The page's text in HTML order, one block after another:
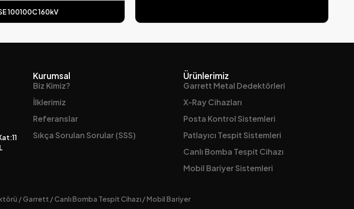
100100C 160kV
Kurumsal
Biz Kimiz?
İlklerimiz
Referanslar
Sıkça Sorulan Sorular (SSS)
Ürünlerimiz
Garrett Metal Dedektörleri
X-Ray Cihazları
Posta Kontrol Sistemleri
Patlayıcı Tespit Sistemleri
Canlı Bomba Tespit Cihazı
Mobil Bariyer Sistemleri
/ Garrett / Canlı Bomba Tespit Cihazı / Mobil Bariyer